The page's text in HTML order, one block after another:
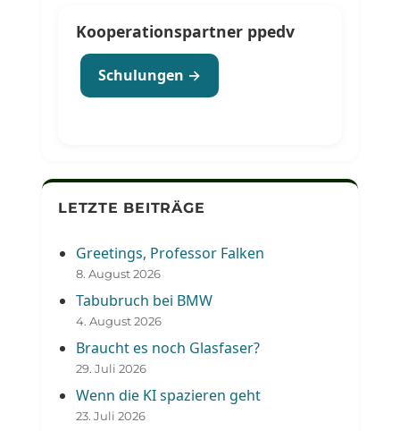
Kooperationspartner ppedv
Schulungen →
LETZTE BEITRÄGE
Greetings, Professor Falken
8. August 2026
Tabubruch bei BMW
4. August 2026
Braucht es noch Glasfaser?
29. Juli 2026
Wenn die KI spazieren geht
23. Juli 2026